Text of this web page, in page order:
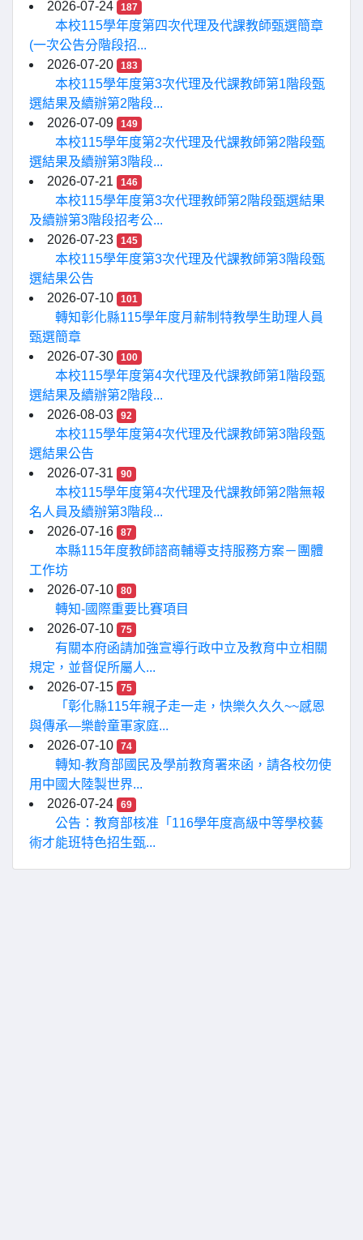
2026-07-24 187
本校115學年度第四次代理及代課教師甄選簡章
(一次公告分階段招...
2026-07-20
183
本校115學年度第3次代理及代課教師第1階段甄
選結果及續辦第2階段...
2026-07-09
149
本校115學年度第2次代理及代課教師第2階段甄
選結果及續辦第3階段...
2026-07-21
146
本校115學年度第3次代理教師第2階段甄選結果
及續辦第3階段招考公...
2026-07-23
145
本校115學年度第3次代理及代課教師第3階段甄
選結果公告
2026-07-10
101
轉知彰化縣115學年度月薪制特教學生助理人員
甄選簡章
2026-07-30
100
本校115學年度第4次代理及代課教師第1階段甄
選結果及續辦第2階段...
2026-08-03
92
本校115學年度第4次代理及代課教師第3階段甄
選結果公告
2026-07-31
90
本校115學年度第4次代理及代課教師第2階無報
名人員及續辦第3階段...
2026-07-16
87
本縣115年度教師諮商輔導支持服務方案－團體
工作坊
2026-07-10
80
轉知-國際重要比賽項目
2026-07-10
75
有關本府函請加強宣導行政中立及教育中立相關
規定，並督促所屬人...
2026-07-15
75
「彰化縣115年親子走一走，快樂久久久~~感恩
與傳承—樂齡童軍家庭...
2026-07-10
74
轉知-教育部國民及學前教育署來函，請各校勿使
用中國大陸製世界...
2026-07-24
69
公告：教育部核准「116學年度高級中等學校藝
術才能班特色招生甄...